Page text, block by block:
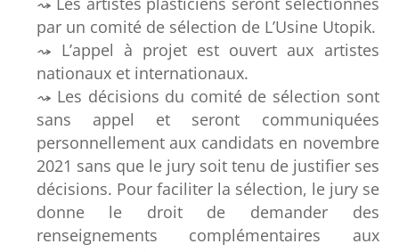
par un comité de sélection de L’Usine Utopik.
L’appel à projet est ouvert aux artistes
nationaux et internationaux.
Les décisions du comité de sélection sont
sans appel et seront communiquées
personnellement aux candidats en novembre
2021 sans que le jury soit tenu de justifier ses
décisions. Pour faciliter la sélection, le jury se
donne le droit de demander des
renseignements complémentaires aux